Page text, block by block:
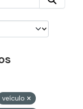
veículo